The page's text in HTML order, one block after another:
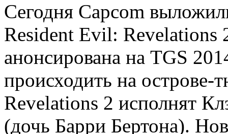
Сегодня Capcom
Resident Evil: Revelations
анонсирована на TGS
происходить на острове-
Revelations 2 исполнят
(дочь Барри Бертона).